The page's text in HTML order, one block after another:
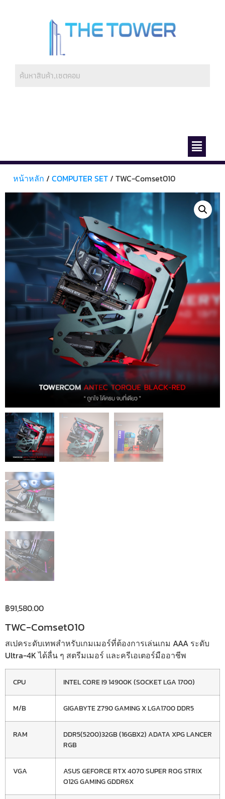
หน้าหลัก / COMPUTER SET/ TWC-Comset010
฿91,580.00
TWC-Comset010
สเปคระดับเทพสำหรับเกมเมอร์ที่ต้องการเล่นเกม AAA ระดับ
Ultra-4K ได้ลื่น ๆ สตรีมเมอร์ และครีเอเตอร์มืออาชีพ
CPU INTEL CORE I9 14900K (SOCKET LGA 1700)
M/B GIGABYTE Z790 GAMING X LGA1700 DDR5
RAM
DDR5(5200)32GB (16GBX2) ADATA XPG LANCER
RGB
VGA
ASUS GEFORCE RTX 4070 SUPER ROG STRIX
O12G GAMING GDDR6X